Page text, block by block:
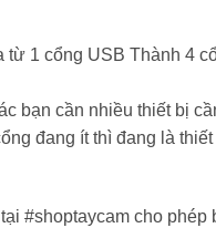
từ 1 cổng USB Thành 4
bạn cần nhiều thiết bị
đang ít thì đang là
#shoptaycam cho phép